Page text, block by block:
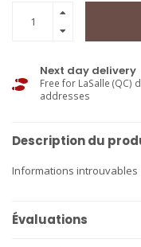
Next day delivery
Free for LaSalle (QC)
addresses
Description du
Informations introuvables
Évaluations